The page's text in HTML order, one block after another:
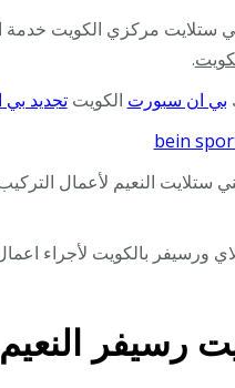
ستلايت مركزي الكويت خدمة
.
بي ان سبورت الكويتتجديد
bein
ستلايت النعيم لأعمال
ورسيفر بالكويت لأجراء
رسيفر النعيم